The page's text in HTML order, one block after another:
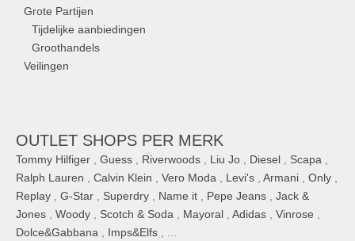
Grote Partijen
Tijdelijke aanbiedingen
Groothandels
Veilingen
OUTLET SHOPS PER MERK
Tommy Hilfiger Guess Riverwoods Liu Jo Diesel Scapa
Ralph Lauren
Calvin Klein Vero Moda Levi's Armani Only
Replay
G-Star Superdry Name it Pepe Jeans
Jack &
Jones
Woody Scotch & Soda Mayoral Adidas Vinrose
Dolce&Gabbana
Imps&Elfs